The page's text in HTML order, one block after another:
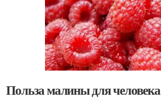
Польза малины для человека